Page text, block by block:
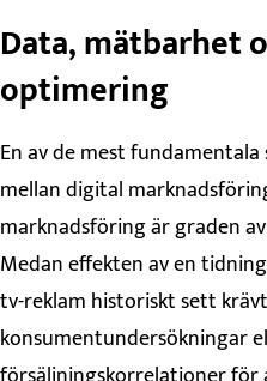
Data, mätbarhet
optimering
En av de mest
mellan digital
marknadsföring är graden
Medan effekten av en
tv-reklam historiskt sett
konsumentundersökningar